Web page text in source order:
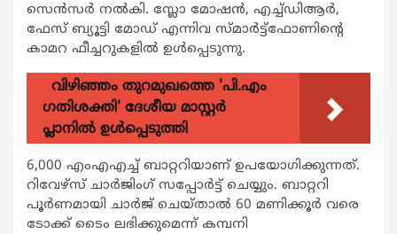
സെന്‍സര്‍ നല്‍കി. സ്ലോ മോഷന്‍, എച്ച്ഡിആര്‍,
ഫേസ് ബ്യൂട്ടി മോഡ് എന്നിവ സ്മാര്‍ട്ട്‌ഫോണിന്റെ
കാമറ ഫീച്ചറുകളില്‍ ഉള്‍പ്പെടുന്നു.
വിഴിഞ്ഞം തുറമുഖത്തെ 'പി.എം
ഗതിശക്തി' ദേശീയ മാസ്റ്റർ
പ്ലാനിൽ ഉൾപ്പെടുത്തി
6,000 എംഎഎച്ച് ബാറ്ററിയാണ് ഉപയോഗിക്കുന്നത്.
റിവേഴ്‌സ് ചാര്‍ജിംഗ് സപ്പോര്‍ട്ട് ചെയ്യും. ബാറ്ററി
പൂര്‍ണമായി ചാര്‍ജ് ചെയ്താല്‍ 60 മണിക്കൂര്‍ വരെ
ടോക്ക് ടൈം ലഭിക്കുമെന്ന് കമ്പനി